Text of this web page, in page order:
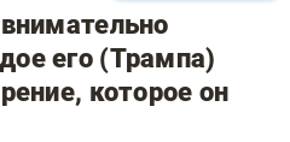
его (Трампа)
которое он